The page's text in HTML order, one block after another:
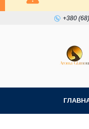
+380